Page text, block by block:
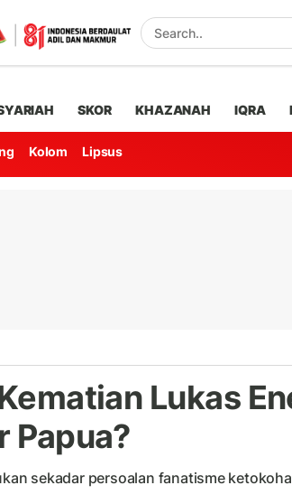
SKOR KHAZANAH IQRA
Kolom Lipsus
Lukas
Papua?
sekadar persoalan fanatisme